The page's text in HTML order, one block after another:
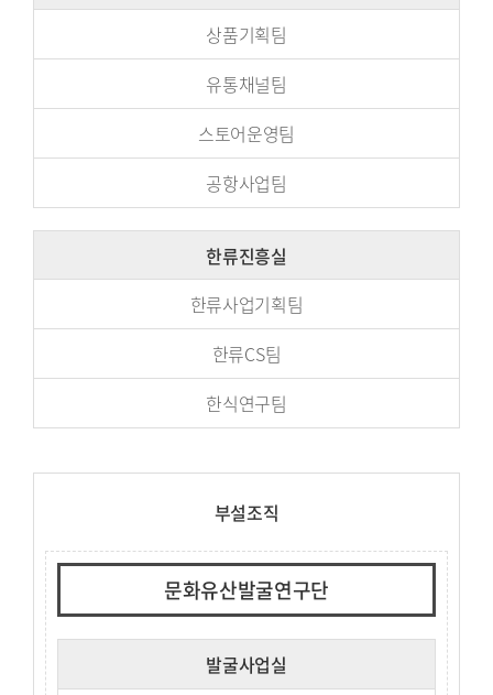
상품기획팀
유통채널팀
스토어운영팀
공항사업팀
한류진흥실
한류사업기획팀
한류CS팀
한식연구팀
부설조직
문화유산발굴연구단
발굴사업실